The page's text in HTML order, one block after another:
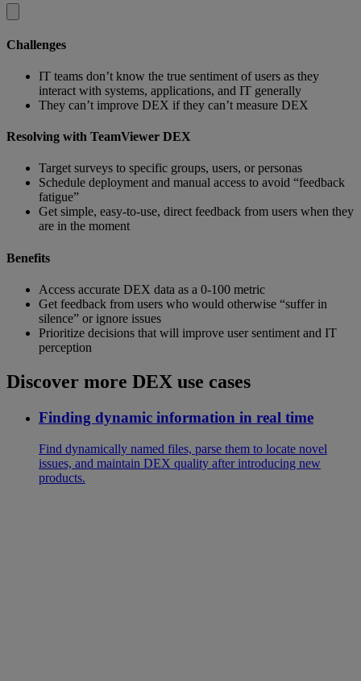
Challenges
IT teams don’t know the true sentiment of users as they
interact with systems, applications, and IT generally
They can’t improve DEX if they can’t measure DEX
Resolving with TeamViewer DEX
Target surveys to specific groups, users, or personas
Schedule deployment and manual access to avoid “feedback
fatigue”
Get simple, easy-to-use, direct feedback from users when they
are in the moment
Benefits
Access accurate DEX data as a 0-100 metric
Get feedback from users who would otherwise “suffer in
silence” or ignore issues
Prioritize decisions that will improve user sentiment and IT
perception
Discover more DEX use cases
Finding dynamic information in real time
Find dynamically named files, parse them to locate novel
issues, and maintain DEX quality after introducing new
products.